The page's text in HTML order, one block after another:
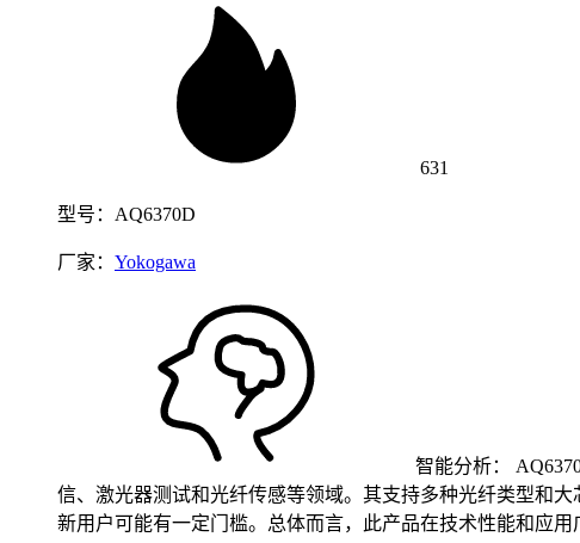
631
型号：AQ6370D
厂家： Yokogawa
智能分析：
信、激光器测试和光纤传感等领域。其支持多种光纤类型和
新用户可能有一定门槛。总体而言，此产品在技术性能和应用